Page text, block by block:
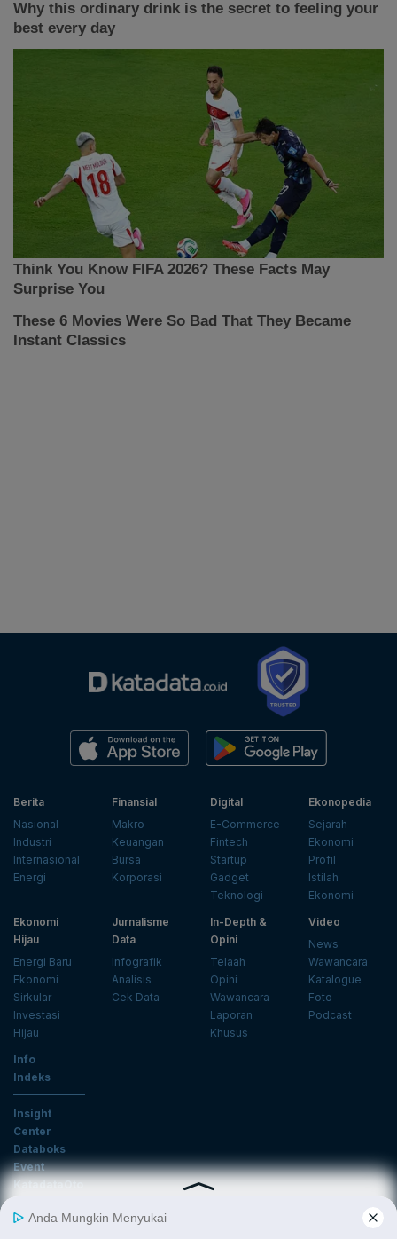
Berita
Nasional
Industri
Internasional
Energi
Finansial
Makro
Keuangan
Bursa
Korporasi
Digital
E-Commerce
Fintech
Startup
Gadget
Teknologi
Ekonopedia
Sejarah
Ekonomi
Profil
Istilah
Ekonomi
Ekonomi
Hijau
Energi Baru
Ekonomi
Sirkular
Investasi
Hijau
Jurnalisme
Data
Infografik
Analisis
Cek Data
In-Depth &
Opini
Telaah
Opini
Wawancara
Laporan
Khusus
Video
News
Wawancara
Katalogue
Foto
Podcast
Info
Indeks
Insight
Center
Databoks
Event
KatadataOto